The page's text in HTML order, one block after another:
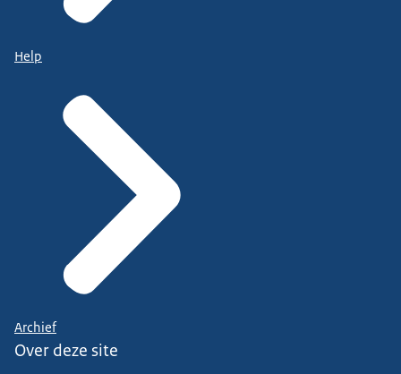
Help
Archief
Over deze site